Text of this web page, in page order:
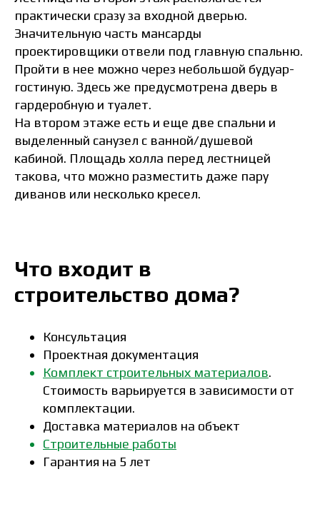
практически сразу за входной дверью.
Значительную часть мансарды
проектировщики отвели под главную спальню.
Пройти в нее можно через небольшой будуар-
гостиную. Здесь же предусмотрена дверь в
гардеробную и туалет.
На втором этаже есть и еще две спальни и
выделенный санузел с ванной/душевой
кабиной. Площадь холла перед лестницей
такова, что можно разместить даже пару
диванов или несколько кресел.
Что входит в
строительство дома?
Консультация
Проектная документация
Комплект строительных материалов.
Стоимость варьируется в зависимости от
комплектации.
Доставка материалов на объект
Строительные работы
Гарантия на 5 лет